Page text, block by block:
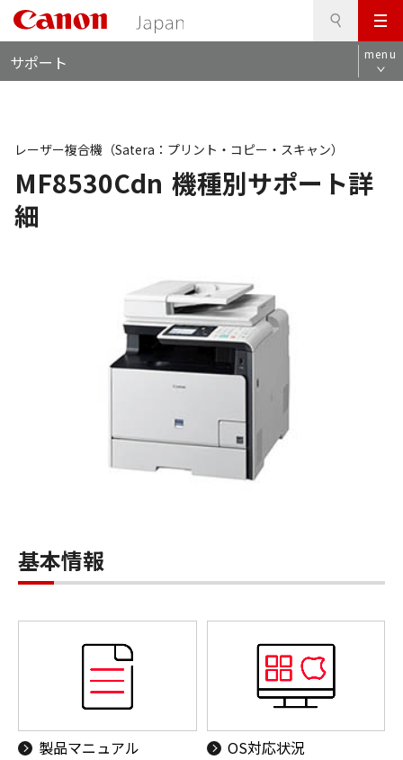
メ
ニ
ュ
サポート menu
MF8530Cdn 機種別サポート詳
細
レーザー複合機（Satera：プリント・コピー・スキャン）
基本情報
製品マニュアル OS対応状況